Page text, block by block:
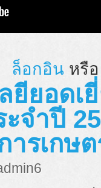
ล็อกอิน หรื
ยียอดเ
จำปี
รเกษ